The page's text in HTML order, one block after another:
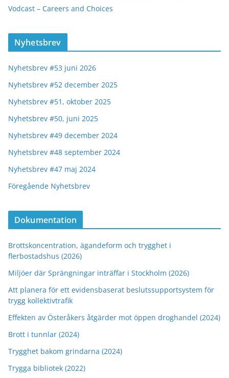
Vodcast – Careers and Choices
Nyhetsbrev
Nyhetsbrev #53 juni 2026
Nyhetsbrev #52 december 2025
Nyhetsbrev #51, oktober 2025
Nyhetsbrev #50, juni 2025
Nyhetsbrev #49 december 2024
Nyhetsbrev #48 september 2024
Nyhetsbrev #47 maj 2024
Föregående Nyhetsbrev
Dokumentation
Brottskoncentration, ägandeform och trygghet i
flerbostadshus (2026)
Miljöer där Sprängningar inträffar i Stockholm (2026)
Att planera för ett evidensbaserat beslutssupportsystem för
trygg kollektivtrafik
Effekten av Österåkers åtgärder mot öppen droghandel (2024)
Brott i tunnlar (2024)
Trygghet bakom grindarna (2024)
Trygga bibliotek (2022)